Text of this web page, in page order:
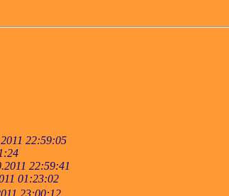
22:59:05
22:59:41
01:23:02